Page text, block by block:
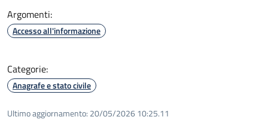
Argomenti:
Accesso all'informazione
Categorie:
Anagrafe e stato civile
Ultimo aggiornamento: 20/05/2026 10:25.11